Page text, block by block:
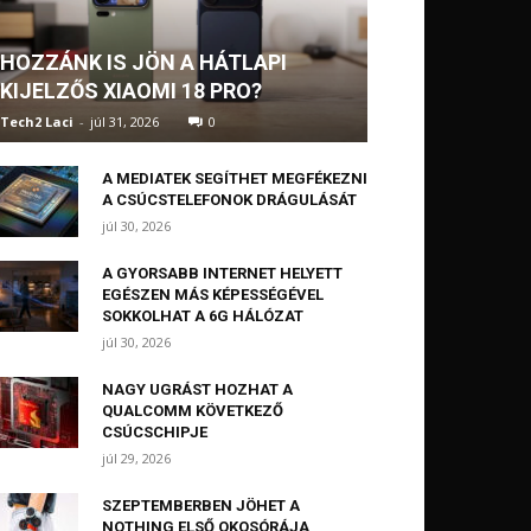
HOZZÁNK IS JÖN A HÁTLAPI
KIJELZŐS XIAOMI 18 PRO?
Tech2 Laci - júl 31, 2026 0
A MEDIATEK SEGÍTHET MEGFÉKEZNI
A CSÚCSTELEFONOK DRÁGULÁSÁT
júl 30, 2026
A GYORSABB INTERNET HELYETT
EGÉSZEN MÁS KÉPESSÉGÉVEL
SOKKOLHAT A 6G HÁLÓZAT
júl 30, 2026
NAGY UGRÁST HOZHAT A
QUALCOMM KÖVETKEZŐ
CSÚCSCHIPJE
júl 29, 2026
SZEPTEMBERBEN JÖHET A
NOTHING ELSŐ OKOSÓRÁJA